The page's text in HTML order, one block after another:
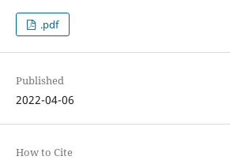
.pdf
Published
2022-04-06
How to Cite